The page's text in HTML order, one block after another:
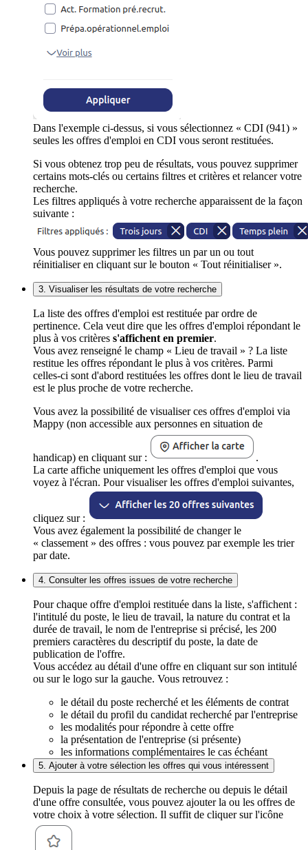
Dans l'exemple ci-dessus, si vous sélectionnez « CDI (941) »
seules les offres d'emploi en CDI vous seront restituées.
Si vous obtenez trop peu de résultats, vous pouvez supprimer
certains mots-clés ou certains filtres et critères et relancer votre
recherche.
Les filtres appliqués à votre recherche apparaissent de la façon
suivante :
Vous pouvez supprimer les filtres un par un ou tout
réinitialiser en cliquant sur le bouton « Tout réinitialiser ».
3. Visualiser les résultats de votre recherche
La liste des offres d'emploi est restituée par ordre de
pertinence. Cela veut dire que les offres d'emploi répondant le
plus à vos critères s'affichent en premier.
Vous avez renseigné le champ « Lieu de travail » ? La liste
restitue les offres répondant le plus à vos critères. Parmi
celles-ci sont d'abord restituées les offres dont le lieu de travail
est le plus proche de votre recherche.
Vous avez la possibilité de visualiser ces offres d'emploi via
Mappy (non accessible aux personnes en situation de
handicap) en cliquant sur :
.
La carte affiche uniquement les offres d'emploi que vous
voyez à l'écran. Pour visualiser les offres d'emploi suivantes,
cliquez sur :
Vous avez également la possibilité de changer le
« classement » des offres : vous pouvez par exemple les trier
par date.
4. Consulter les offres issues de votre recherche
Pour chaque offre d'emploi restituée dans la liste, s'affichent :
l'intitulé du poste, le lieu de travail, la nature du contrat et la
durée de travail, le nom de l'entreprise si précisé, les 200
premiers caractères du descriptif du poste, la date de
publication de l'offre.
Vous accédez au détail d'une offre en cliquant sur son intitulé
ou sur le logo sur la gauche. Vous retrouvez :
le détail du poste recherché et les éléments de contrat
le détail du profil du candidat recherché par l'entreprise
les modalités pour répondre à cette offre
la présentation de l'entreprise (si présente)
les informations complémentaires le cas échéant
5. Ajouter à votre sélection les offres qui vous intéressent
Depuis la page de résultats de recherche ou depuis le détail
d'une offre consultée, vous pouvez ajouter la ou les offres de
votre choix à votre sélection. Il suffit de cliquer sur l'icône